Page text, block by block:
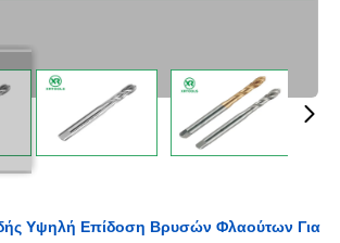
Υψηλή Επίδοση Βρυσών Φλαούτων Για